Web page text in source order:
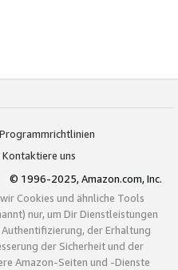
Programmrichtlinien
Kontaktiere uns
© 1996-2025, Amazon.com, Inc.
Cookies und ähnliche Tools
nur, um Dir Dienstleistungen
der Erhaltung
der Sicherheit und der
Amazon-Seiten und -Dienste